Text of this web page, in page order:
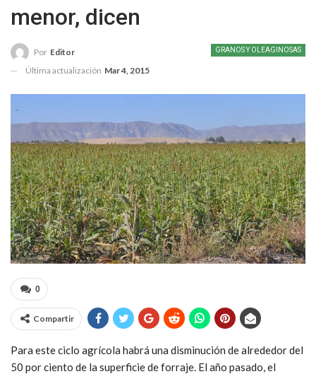
menor, dicen
GRANOS Y OLEAGINOSAS
Por Editor
Última actualización Mar 4, 2015
0
Compartir
Para este ciclo agrícola habrá una disminución de alrededor del
50 por ciento de la superficie de forraje. El año pasado, el